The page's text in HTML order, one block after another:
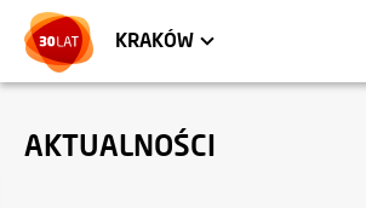
KRAKÓW
TRÓJMIASTO
LOKALE USŁUGOWE
AKTUALNOŚCI